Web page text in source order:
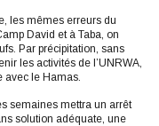
les mêmes erreurs du
David et à Taba, on
Par précipitation, sans
les activités de l’UNRWA,
avec le Hamas.
semaines mettra un arrêt
solution adéquate, une